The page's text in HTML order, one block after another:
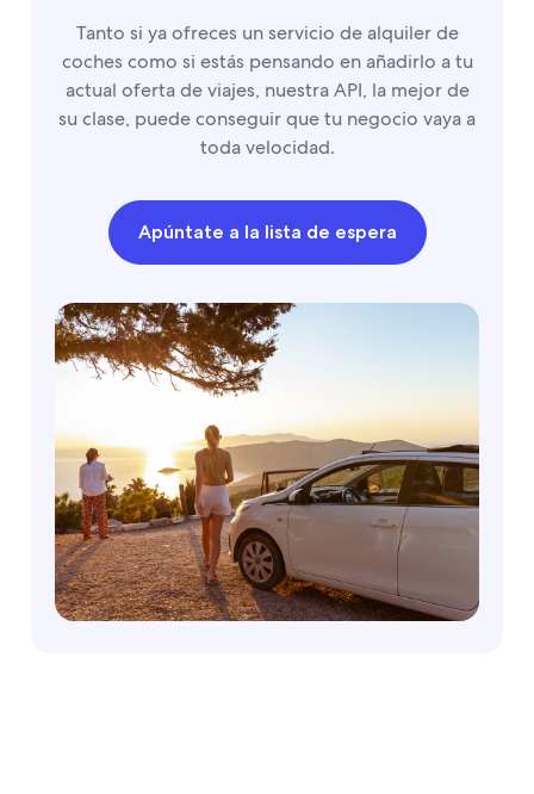
Tanto si ya ofreces un servicio de alquiler de
coches como si estás pensando en añadirlo a tu
actual oferta de viajes, nuestra API, la mejor de
su clase, puede conseguir que tu negocio vaya a
toda velocidad.
Apúntate a la lista de espera